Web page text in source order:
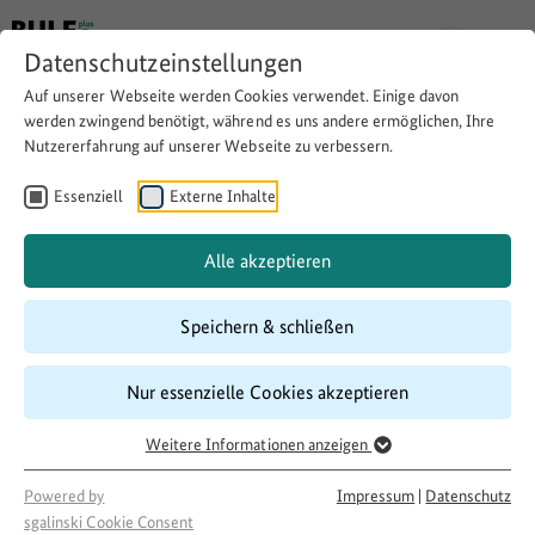
Datenschutzeinstellungen
Auf unserer Webseite werden Cookies verwendet. Einige davon
werden zwingend benötigt, während es uns andere ermöglichen, Ihre
Nutzererfahrung auf unserer Webseite zu verbessern.
Essenziell Externe Inhalte
Alle akzeptieren
Speichern & schließen
Nur essenzielle Cookies akzeptieren
Weitere Informationen anzeigen
Powered by
sgalinski Cookie Consent
Impressum | Datenschutz
Nähstube für Geflüchtete und
Einheimische
Download Copy link
10/2017–10/2018
500 LandInitiativen
Projektakteur